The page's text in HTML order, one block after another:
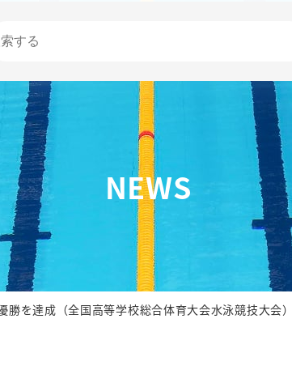
NEWS
勝を達成（全国高等学校総合体育大会水泳競技大会）